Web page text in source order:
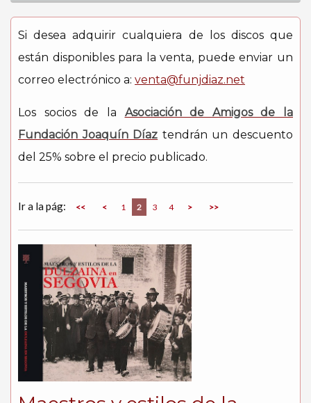
Si desea adquirir cualquiera de los discos que
están disponibles para la venta, puede enviar un
correo electrónico a: venta@funjdiaz.net
Los socios de la Asociación de Amigos de la
Fundación Joaquín Díaz tendrán un descuento
del 25% sobre el precio publicado.
Ir a la pág: << < 1 2 3 4 > >>